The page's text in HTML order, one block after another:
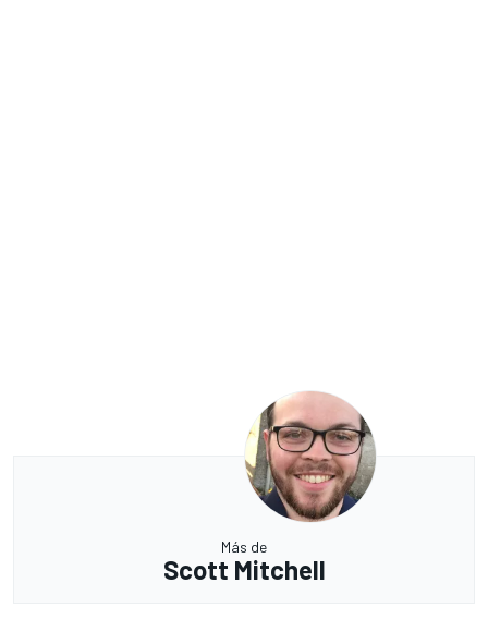
Más de
Scott Mitchell